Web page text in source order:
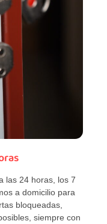
las 24 horas, los 7
a domicilio para
bloqueadas,
siempre con